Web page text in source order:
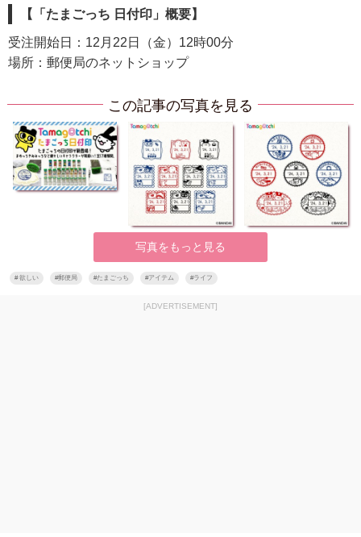
【「たまごっち 日付印」概要】
受注開始日：12月22日（金）12時00分
場所：郵便局のネットショップ
この記事の写真を見る
写真をもっと見る
#欲しい #郵便局 #たまごっち #アイテム #ライフ
[ADVERTISEMENT]